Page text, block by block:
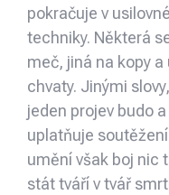
pokračuje v
techniky. Některá
meč, jiná na kopy a
chvaty. Jinými
jeden projev budo
uplatňuje
umění však boj nic
stát tváří v tvář